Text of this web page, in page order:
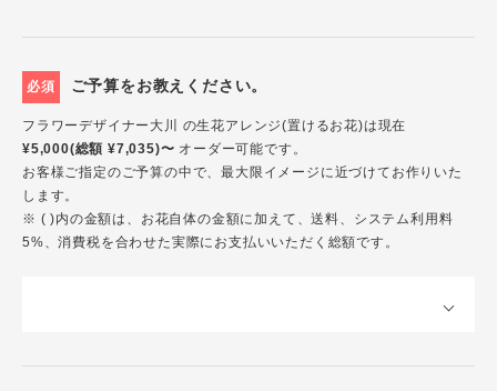
必須 ご予算をお教えください。
フラワーデザイナー大川 の生花アレンジ(置けるお花)は現在
¥5,000(総額 ¥7,035)〜 オーダー可能です。
お客様ご指定のご予算の中で、最大限イメージに近づけてお作りいた
します。
※ ( )内の金額は、お花自体の金額に加えて、送料、システム利用料
5%、消費税を合わせた実際にお支払いいただく総額です。